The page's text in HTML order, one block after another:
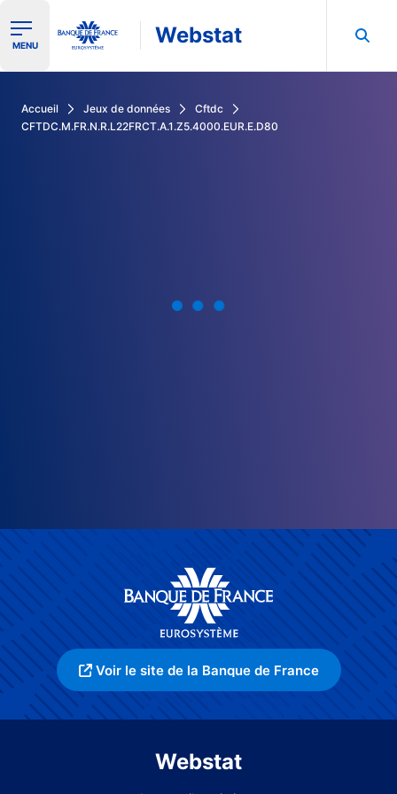
Ouvrir le menu de navigation
MENU Webstat
Accueil Jeux de données
Cftdc
CFTDC.M.FR.N.R.L22FRCT.A.1.Z5.4000.EUR.E.D80
Voir le site de la Banque de France
Webstat